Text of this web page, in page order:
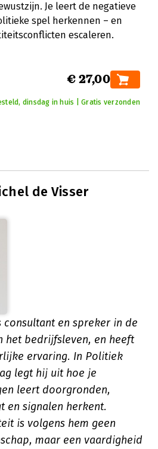
Je leert de negatieve
spel herkennen – en
escaleren.
€ 27,00
dinsdag in huis | Gratis verzonden
de Visser
consultant en spreker in de
het bedrijfsleven, en heeft
ervaring. In Politiek
legt hij uit hoe je
leert doorgronden,
en signalen herkent.
is volgens hem geen
maar een vaardigheid